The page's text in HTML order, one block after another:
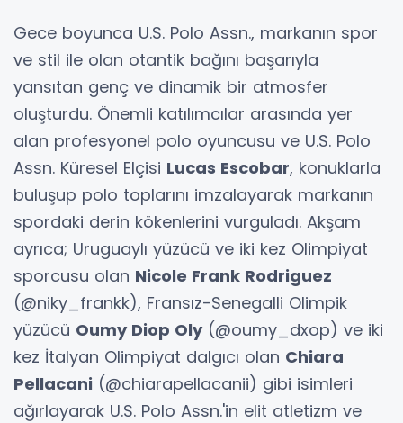
Gece boyunca U.S. Polo Assn., markanın spor
ve stil ile olan otantik bağını başarıyla
yansıtan genç ve dinamik bir atmosfer
oluşturdu. Önemli katılımcılar arasında yer
alan profesyonel polo oyuncusu ve U.S. Polo
Assn. Küresel Elçisi Lucas Escobar, konuklarla
buluşup polo toplarını imzalayarak markanın
spordaki derin kökenlerini vurguladı. Akşam
ayrıca; Uruguaylı yüzücü ve iki kez Olimpiyat
sporcusu olan Nicole Frank Rodriguez
(@niky_frankk), Fransız-Senegalli Olimpik
yüzücü Oumy Diop Oly(@oumy_dxop) ve iki
kez İtalyan Olimpiyat dalgıcı olan Chiara
Pellacani (@chiarapellacanii) gibi isimleri
ağırlayarak U.S. Polo Assn.'in elit atletizm ve